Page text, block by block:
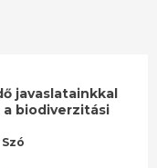
javaslatainkkal
biodiverzitási